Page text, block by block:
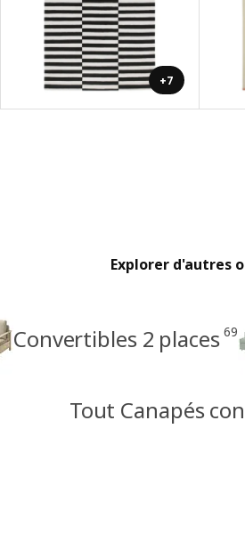
+7
Explorer d'autres
Convertibles 2 places 69
Tout Canapés